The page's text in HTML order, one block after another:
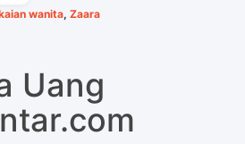
wanita, Zaara
Uang